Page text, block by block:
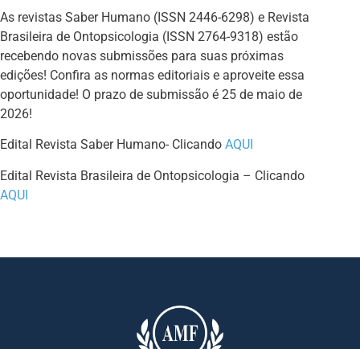
As revistas Saber Humano (ISSN 2446-6298) e Revista
Brasileira de Ontopsicologia (ISSN 2764-9318) estão
recebendo novas submissões para suas próximas
edições! Confira as normas editoriais e aproveite essa
oportunidade! O prazo de submissão é 25 de maio de
2026!
Edital Revista Saber Humano- Clicando AQUI
Edital Revista Brasileira de Ontopsicologia – Clicando
AQUI